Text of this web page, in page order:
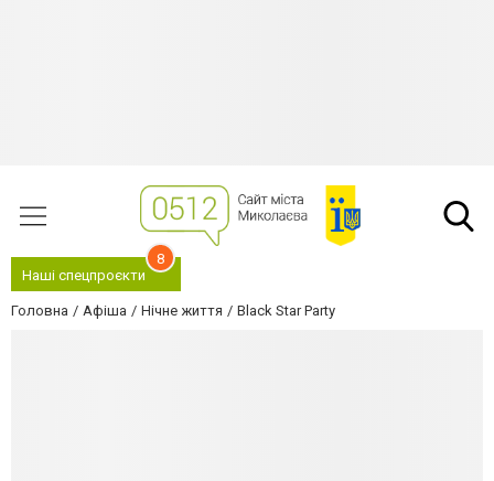
Наші спецпроєкти
8
Головна Афіша Нічне життя Black Star Party